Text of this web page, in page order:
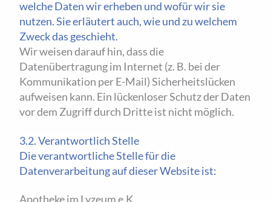
welche Daten wir erheben und wofür wir sie
nutzen. Sie erläutert auch, wie und zu welchem
Zweck das geschieht.
Wir weisen darauf hin, dass die
Datenübertragung im Internet (z. B. bei der
Kommunikation per E-Mail) Sicherheitslücken
aufweisen kann. Ein lückenloser Schutz der Daten
vor dem Zugriff durch Dritte ist nicht möglich.
3.2. Verantwortlich Stelle
Die verantwortliche Stelle für die
Datenverarbeitung auf dieser Website ist:
Apotheke im Lyzeum e.K.